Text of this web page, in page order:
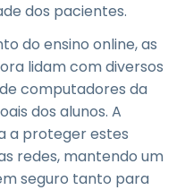
dos pacientes.
do ensino online, as
lidam com diversos
computadores da
dos alunos. A
a proteger estes
redes, mantendo um
seguro tanto para